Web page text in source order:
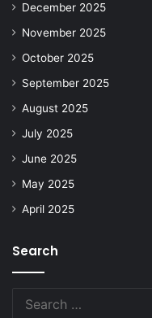
December 2025
November 2025
October 2025
September 2025
August 2025
July 2025
June 2025
May 2025
April 2025
Search